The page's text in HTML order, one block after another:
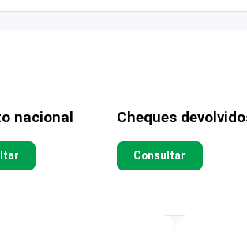
nacional Cheques
Consultar